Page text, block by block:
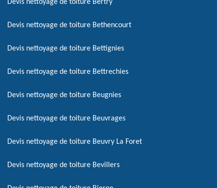
Devis nettoyage de toiture Bertry
Devis nettoyage de toiture Bethencourt
Devis nettoyage de toiture Bettignies
Devis nettoyage de toiture Bettrechies
Devis nettoyage de toiture Beugnies
Devis nettoyage de toiture Beuvrages
Devis nettoyage de toiture Beuvry La Foret
Devis nettoyage de toiture Bevillers